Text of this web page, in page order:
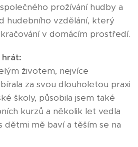
prožívání hudby a
hudebního vzdělání, který
v domácím prostředí.
hrát:
životem, nejvíce
za svou dlouholetou praxi
školy, působila jsem také
kurzů a několik let vedla
dětmi mě baví a těším se na